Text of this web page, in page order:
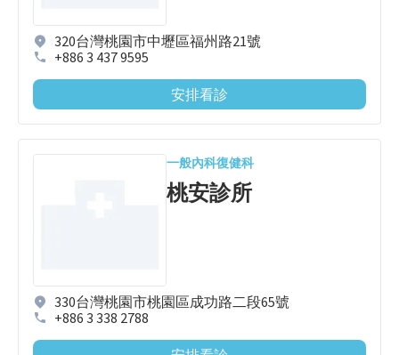
320台灣桃園市中壢區福州路21號
+886 3 437 9595
安排看診
一般內科復健科
桃安診所
330台灣桃園市桃園區成功路二段65號
+886 3 338 2788